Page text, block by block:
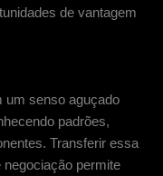
de vantagem
um senso aguçado
padrões,
Transferir essa
permite